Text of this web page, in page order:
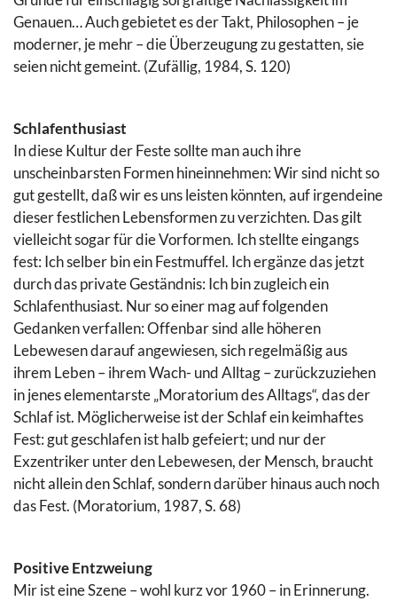
Genauen… Auch gebietet es der Takt, Philosophen – je
moderner, je mehr – die Überzeugung zu gestatten, sie
seien nicht gemeint. (Zufällig, 1984, S. 120)
Schlafenthusiast
In diese Kultur der Feste sollte man auch ihre
unscheinbarsten Formen hineinnehmen: Wir sind nicht so
gut gestellt, daß wir es uns leisten könnten, auf irgendeine
dieser festlichen Lebensformen zu verzichten. Das gilt
vielleicht sogar für die Vorformen. Ich stellte eingangs
fest: Ich selber bin ein Festmuffel. Ich ergänze das jetzt
durch das private Geständnis: Ich bin zugleich ein
Schlafenthusiast. Nur so einer mag auf folgenden
Gedanken verfallen: Offenbar sind alle höheren
Lebewesen darauf angewiesen, sich regelmäßig aus
ihrem Leben – ihrem Wach- und Alltag – zurückzuziehen
in jenes elementarste „Moratorium des Alltags“, das der
Schlaf ist. Möglicherweise ist der Schlaf ein keimhaftes
Fest: gut geschlafen ist halb gefeiert; und nur der
Exzentriker unter den Lebewesen, der Mensch, braucht
nicht allein den Schlaf, sondern darüber hinaus auch noch
das Fest. (Moratorium, 1987, S. 68)
Positive Entzweiung
Mir ist eine Szene – wohl kurz vor 1960 – in Erinnerung.